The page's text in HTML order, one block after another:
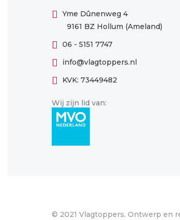
Yme Dûnenweg 4
9161 BZ Hollum (Ameland)
06 - 5151 7747
info@vlagtoppers.nl
KVK: 73449482
Wij zijn lid van:
© 2021 Vlagtoppers. Ontwerp en